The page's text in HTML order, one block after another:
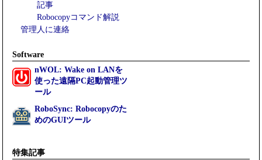
記事
Robocopyコマンド解説
管理人に連絡
Software
nWOL: Wake on LANを
使った遠隔PC起動管理ツ
ール
RoboSync: Robocopyのた
めのGUIツール
特集記事